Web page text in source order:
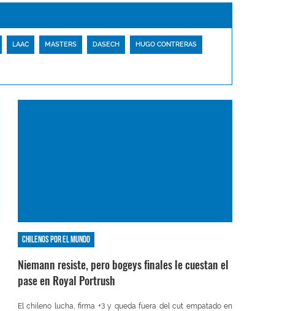
LAAC MASTERS DASECH HUGO CONTRERAS
Chilenos por el mundo
Niemann resiste, pero bogeys finales le cuestan el
pase en Royal Portrush
El chileno lucha, firma +3 y queda fuera del cut empatado en